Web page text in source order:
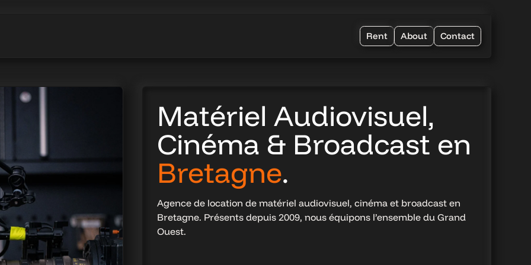
Rent About Contact
Matériel Audiovisuel,
Cinéma & Broadcast en
Bretagne.
Agence de location de matériel audiovisuel, cinéma et broadcast en
Bretagne. Présents depuis 2009, nous équipons l’ensemble du Grand
Ouest.